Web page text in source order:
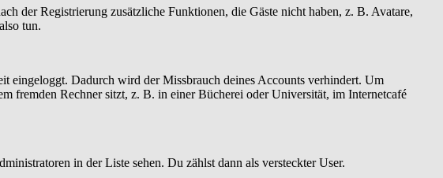
der Registrierung zusätzliche Funktionen, die Gäste nicht haben, z. B. Avatare,
tun.
eingeloggt. Dadurch wird der Missbrauch deines Accounts verhindert. Um
fremden Rechner sitzt, z. B. in einer Bücherei oder Universität, im Internetcafé
in der Liste sehen. Du zählst dann als versteckter User.